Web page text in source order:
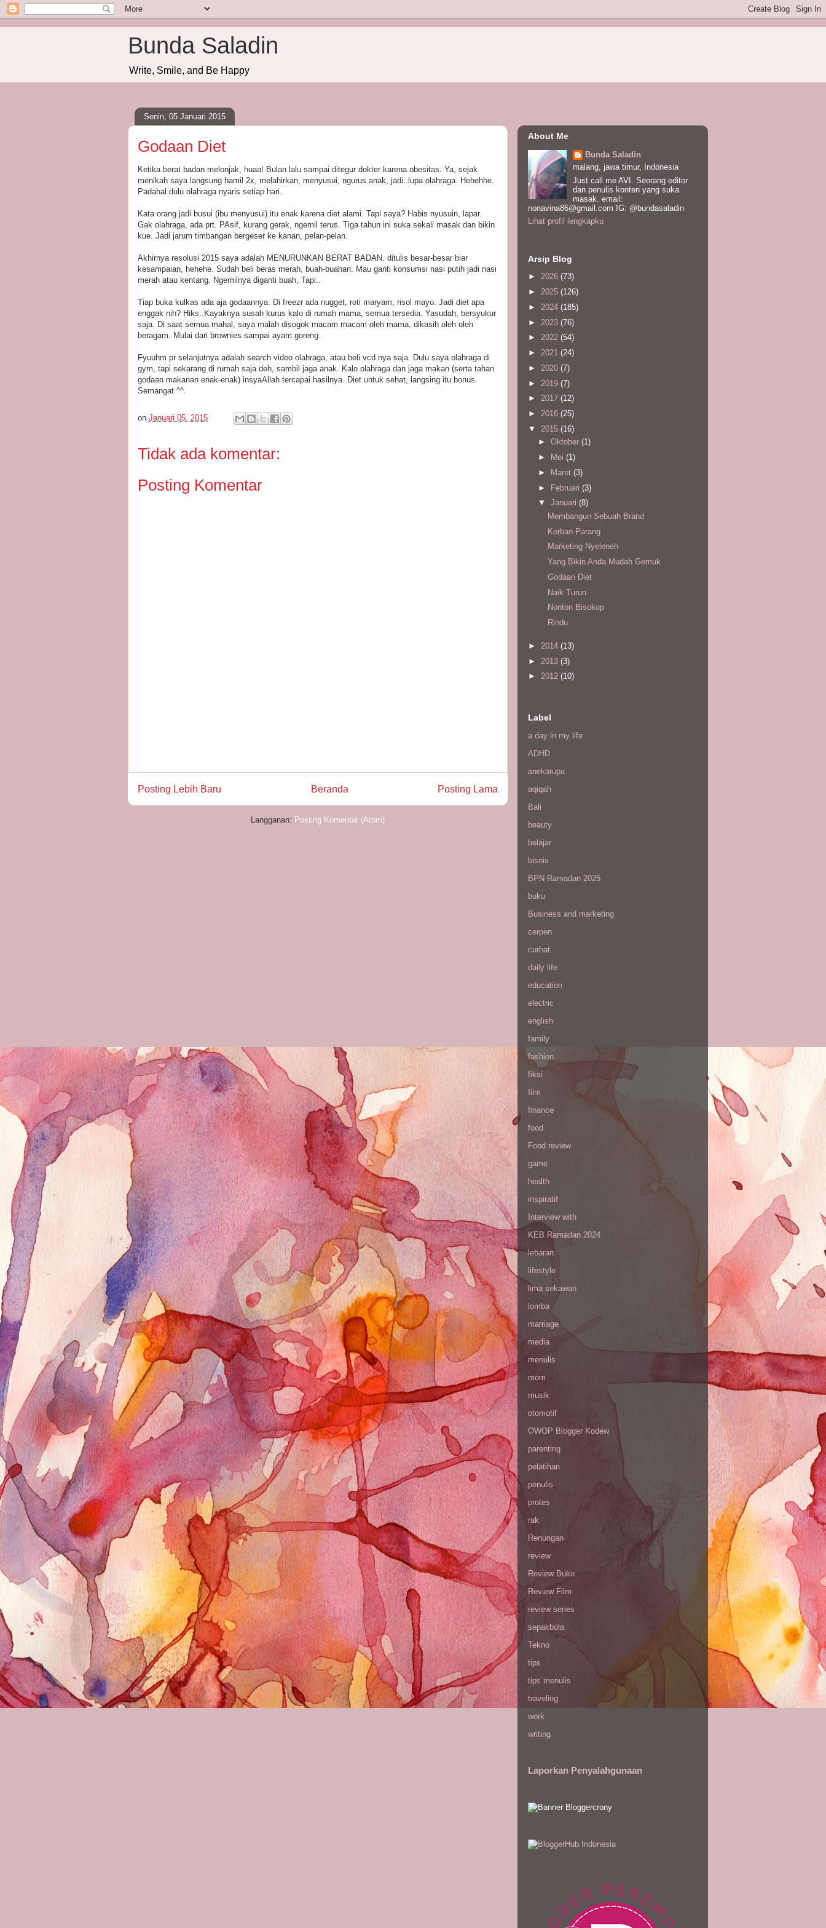
Bunda Saladin
Write, Smile, and Be Happy
Senin, 05 Januari 2015
Godaan Diet
Ketika berat badan melonjak, huaa! Bulan lalu sampai ditegur dokter karena obesitas. Ya, sejak
menikah saya langsung hamil 2x, melahirkan, menyusui, ngurus anak, jadi..lupa olahraga. Hehehhe.
Padahal dulu olahraga nyaris setiap hari.
Kata orang jadi busui (ibu menyusui) itu enak karena diet alami. Tapi saya? Habis nyusuin, lapar.
Gak olahraga, ada prt. PAsif, kurang gerak, ngemil terus. Tiga tahun ini suka sekali masak dan bikin
kue. Jadi jarum timbangan bergeser ke kanan, pelan-pelan.
Akhirnya resolusi 2015 saya adalah MENURUNKAN BERAT BADAN. ditulis besar-besar biar
kesampaian, hehehe. Sudah beli beras merah, buah-buahan. Mau ganti konsumsi nasi putih jadi nasi
merah atau kentang. Ngemilnya diganti buah, Tapi..
Tiap buka kulkas ada aja godaannya. Di freezr ada nugget, roti maryam, risol mayo. Jadi diet apa
enggak nih? Hiks..Kayaknya susah kurus kalo di rumah mama, semua tersedia. Yasudah, bersyukur
saja. Di saat semua mahal, saya malah disogok macam macam oleh mama, dikasih oleh oleh
beragam. Mulai dari brownies sampai ayam goreng.
Fyuuhm pr selanjutnya adalah search video olahraga, atau beli vcd nya saja. Dulu saya olahraga di
gym, tapi sekarang di rumah saja deh, sambil jaga anak. Kalo olahraga dan jaga makan (serta tahan
godaan makanan enak-enak) insyaAllah tercapai hasilnya. Diet untuk sehat, langsing itu bonus.
Semangat ^^.
on Januari 05, 2015
Tidak ada komentar:
Posting Komentar
Posting Lebih Baru Posting Lama
Beranda
Langganan: Posting Komentar (Atom)
About Me
Bunda Saladin
malang, jawa timur, Indonesia
Just call me AVI. Seorang editor
dan penulis konten yang suka
masak. email:
nonavina86@gmail.com IG: @bundasaladin
Lihat profil lengkapku
Arsip Blog
► 2026 (73)
► 2025 (126)
► 2024 (185)
► 2023 (76)
► 2022 (54)
► 2021 (24)
► 2020 (7)
► 2019 (7)
► 2017 (12)
► 2016 (25)
▼ 2015 (16)
► Oktober (1)
►
Mei (1)
►
Maret (3)
► Februari (3)
▼ Januari (8)
Membangun Sebuah Brand
Korban Parang
Marketing Nyeleneh
Yang Bikin Anda Mudah Gemuk
Godaan Diet
Naik Turun
Nonton Bisokop
Rindu
► 2014 (13)
► 2013 (3)
► 2012 (10)
Label
a day in my life
ADHD
anekarupa
aqiqah
Bali
beauty
belajar
bisnis
BPN Ramadan 2025
buku
Business and marketing
cerpen
curhat
daily life
education
electric
english
family
fashion
fiksi
film
finance
food
Food review
game
health
inspiratif
Interview with
KEB Ramadan 2024
lebaran
lifestyle
lima sekawan
lomba
marriage
media
menulis
mom
musik
otomotif
OWOP Blogger Kodew
parenting
pelatihan
penulis
protes
rak
Renungan
review
Review Buku
Review Film
review series
sepakbola
Tekno
tips
tips menulis
traveling
work
writing
Laporkan Penyalahgunaan